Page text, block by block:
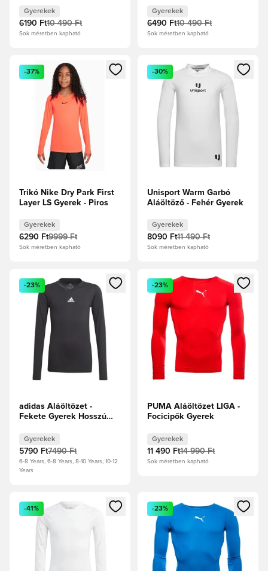
Gyerekek
6190 Ft10 490 Ft
Sok méretben kapható
Gyerekek
6490 Ft10 490 Ft
Sok méretben kapható
Megnyit egy modált a bejelentkezéshez vagy a tagként
-37%
Trikó Nike Dry Park First
Layer LS Gyerek - Piros
Gyerekek
6290 Ft9999 Ft
Sok méretben kapható
Megnyit egy modált a
-30%
Unisport Warm Garbó
Aláöltöző - Fehér Gyerek
Gyerekek
8090 Ft11 490 Ft
Sok méretben kapható
Megnyit egy modált a bejelentkezéshez vagy a tagként
-23%
adidas Aláöltözet -
Fekete Gyerek Hosszú
Gyerekek
5790 Ft7490 Ft
6-8 Years, 6-8 Years, 8-10 Years, 10-12
Years
Megnyit egy modált a
-23%
PUMA Aláöltözet LIGA -
Focicipők Gyerek
Gyerekek
11 490 Ft14 990 Ft
Sok méretben kapható
Megnyit egy modált a bejelentkezéshez vagy a tagként
-41%
Megnyit egy modált a
-23%